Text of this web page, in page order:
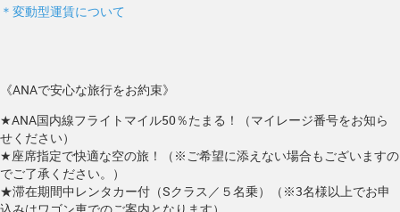
＊変動型運賃について
《ANAで安心な旅行をお約束》
★ANA国内線フライトマイル50％たまる！（マイレージ番号をお知ら
せください）
★座席指定で快適な空の旅！（※ご希望に添えない場合もございますの
でご了承ください。）
★滞在期間中レンタカー付（Sクラス／５名乗）（※3名様以上でお申